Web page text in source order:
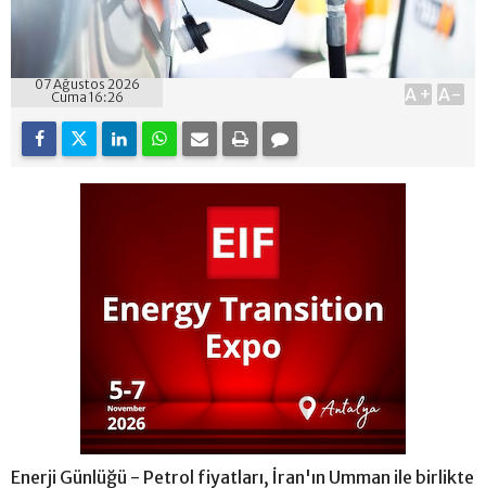
07 Ağustos 2026
Cuma 16:26
A+ A-
Enerji Günlüğü - Petrol fiyatları, İran'ın Umman ile birlikte